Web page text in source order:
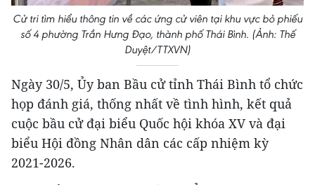
Cử tri tìm hiểu thông tin về các ứng cử viên tại khu vực bỏ phiếu
số 4 phường Trần Hưng Đạo, thành phố Thái Bình. (Ảnh: Thế
Duyệt/TTXVN)
Ngày 30/5, Ủy ban Bầu cử tỉnh Thái Bình tổ chức
họp đánh giá, thống nhất về tình hình, kết quả
cuộc bầu cử đại biểu Quốc hội khóa XV và đại
biểu Hội đồng Nhân dân các cấp nhiệm kỳ
2021-2026.